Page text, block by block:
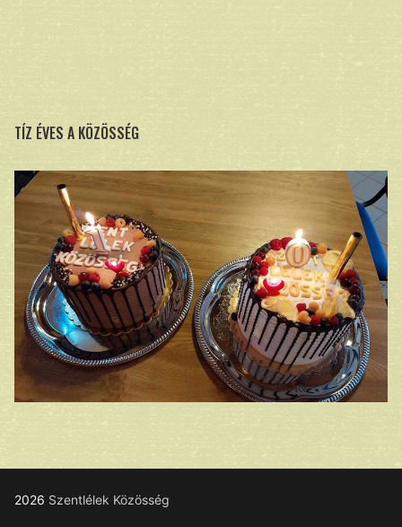
TÍZ ÉVES A KÖZÖSSÉG
2026 Szentlélek Közösség